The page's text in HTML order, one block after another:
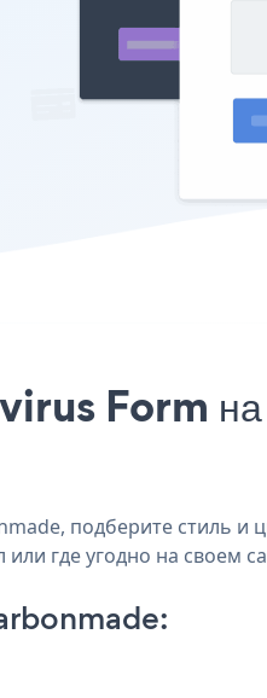
Form
подберите стиль и
где угодно на своем